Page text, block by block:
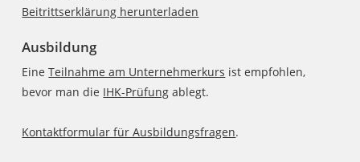
Beitrittserklärung herunterladen
Ausbildung
EineTeilnahme am Unternehmerkurs ist empfohlen,
bevor man die IHK-Prüfung ablegt.
Kontaktformular für Ausbildungsfragen.